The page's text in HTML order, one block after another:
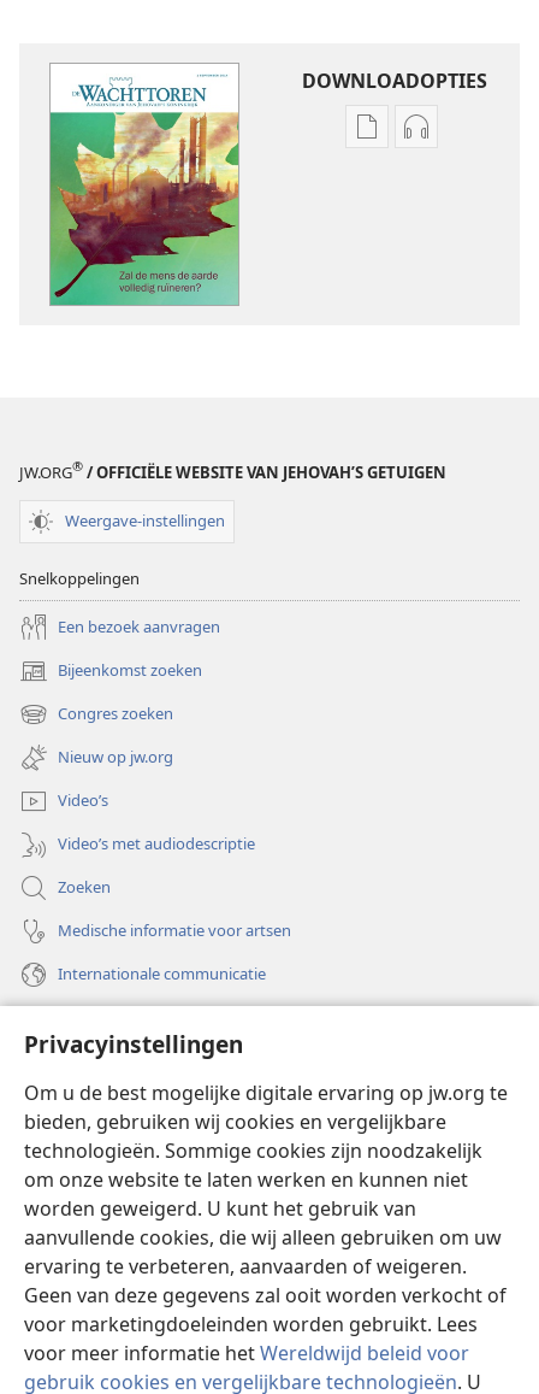
Privacyinstellingen
Om u de best mogelijke digitale ervaring op jw.org te
bieden, gebruiken wij cookies en vergelijkbare
technologieën. Sommige cookies zijn noodzakelijk
om onze website te laten werken en kunnen niet
worden geweigerd. U kunt het gebruik van
aanvullende cookies, die wij alleen gebruiken om uw
ervaring te verbeteren, aanvaarden of weigeren.
Geen van deze gegevens zal ooit worden verkocht of
voor marketingdoeleinden worden gebruikt. Lees
voor meer informatie hetWereldwijd beleid voor
gebruik cookies en vergelijkbare technologieën. U
DOWNLOADOPTIES
Downloadopties
JW.ORG® / OFFICIËLE WEBSITE VAN JEHOVAH’S GETUIGEN
Weergave-instellingen
Snelkoppelingen
Een bezoek aanvragen
Bijeenkomst zoeken
(opent
nieuw
venster)
Congres zoeken
(opent
nieuw
venster)
Nieuw op jw.org
Video’s
Video’s met audiodescriptie
Zoeken
Medische informatie voor artsen
Internationale communicatie
(opent
nieuw
venster)Watchtower ONLINE LIBRARY™
(opent
nieuw
venster)JW Hub ®
(opent
nieuw
venster)
®
Watchtower Library